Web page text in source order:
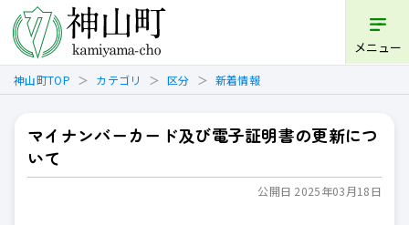
メニュー
神山町TOP カテゴリ 区分 新着情報
マイナンバーカード及び電子証明書の更新につ
いて
公開日 2025年03月18日